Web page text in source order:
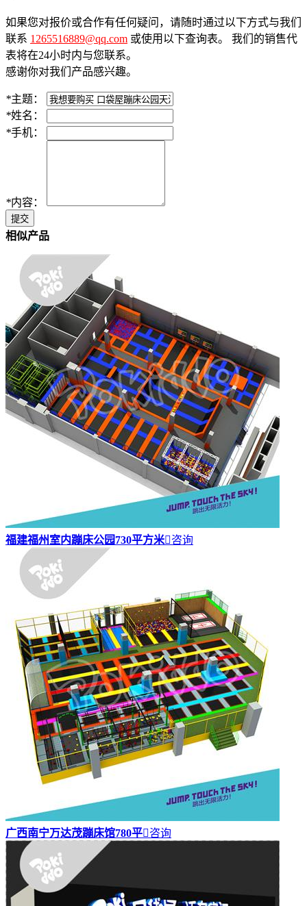
如果您对报价或合作有任何疑问，请随时通过以下方式与我们
联系 1265516889@qq.com 或使用以下查询表。 我们的销售代
表将在24小时内与您联系。
感谢你对我们产品感兴趣。
*主题：
*姓名：
*手机：
*内容：
提交
相似产品
福建福州室内蹦床公园730平方米咨询
广西南宁万达茂蹦床馆780平咨询